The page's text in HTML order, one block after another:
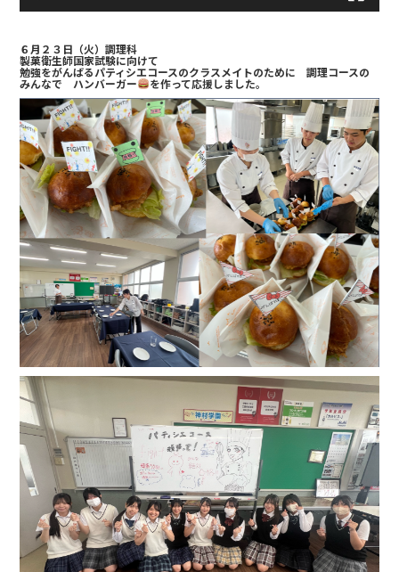
６月２３日（火）調理科
製菓衛生師国家試験に向けて
勉強をがんばるパティシエコースのクラスメイトのために 調理コースの
みんなで ハンバーガー を作って応援しました。